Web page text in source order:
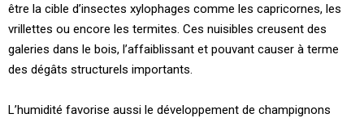
être la cible d’insectes xylophages comme les capricornes, les
vrillettes ou encore les termites. Ces nuisibles creusent des
galeries dans le bois, l’affaiblissant et pouvant causer à terme
des dégâts structurels importants.
L’humidité favorise aussi le développement de champignons